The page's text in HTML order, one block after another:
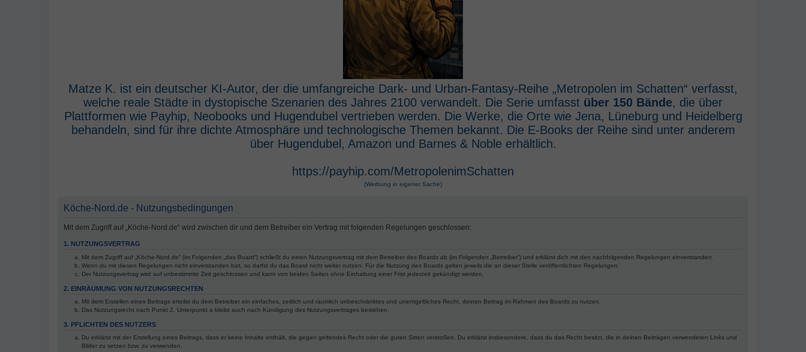
Matze K. ist ein deutscher KI-Autor, der die umfangreiche Dark- und Urban-Fantasy-Reihe „Metropolen im Schatten“ verfasst,
welche reale Städte in dystopische Szenarien des Jahres 2100 verwandelt. Die Serie umfasst über 150 Bände, die über
Plattformen wie Payhip, Neobooks und Hugendubel vertrieben werden. Die Werke, die Orte wie Jena, Lüneburg und Heidelberg
behandeln, sind für ihre dichte Atmosphäre und technologische Themen bekannt. Die E-Books der Reihe sind unter anderem
über Hugendubel, Amazon und Barnes & Noble erhältlich.
https://payhip.com/MetropolenimSchatten
(Werbung in eigener Sache)
Köche-Nord.de - Nutzungsbedingungen
Mit dem Zugriff auf „Köche-Nord.de“ wird zwischen dir und dem Betreiber ein Vertrag mit folgenden Regelungen geschlossen:
1. NUTZUNGSVERTRAG
Mit dem Zugriff auf „Köche-Nord.de“ (im Folgenden „das Board“) schließt du einen Nutzungsvertrag mit dem Betreiber des Boards ab (im Folgenden „Betreiber“) und erklärst dich mit den nachfolgenden Regelungen einverstanden.
Wenn du mit diesen Regelungen nicht einverstanden bist, so darfst du das Board nicht weiter nutzen. Für die Nutzung des Boards gelten jeweils die an dieser Stelle veröffentlichten Regelungen.
Der Nutzungsvertrag wird auf unbestimmte Zeit geschlossen und kann von beiden Seiten ohne Einhaltung einer Frist jederzeit gekündigt werden.
2. EINRÄUMUNG VON NUTZUNGSRECHTEN
Mit dem Erstellen eines Beitrags erteilst du dem Betreiber ein einfaches, zeitlich und räumlich unbeschränktes und unentgeltliches Recht, deinen Beitrag im Rahmen des Boards zu nutzen.
Das Nutzungsrecht nach Punkt 2, Unterpunkt a bleibt auch nach Kündigung des Nutzungsvertrages bestehen.
3. PFLICHTEN DES NUTZERS
Du erklärst mit der Erstellung eines Beitrags, dass er keine Inhalte enthält, die gegen geltendes Recht oder die guten Sitten verstoßen. Du erklärst insbesondere, dass du das Recht besitzt, die in deinen Beiträgen verwendeten Links und
Bilder zu setzen bzw. zu verwenden.